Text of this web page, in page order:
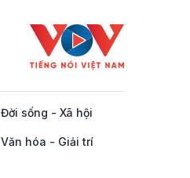
Đời sống - Xã hội
Văn hóa - Giải trí